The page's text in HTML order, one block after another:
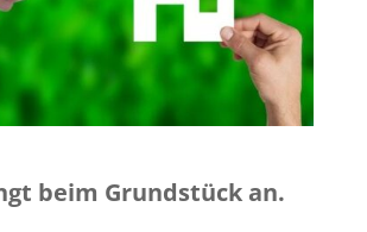
beim Grundstück an.